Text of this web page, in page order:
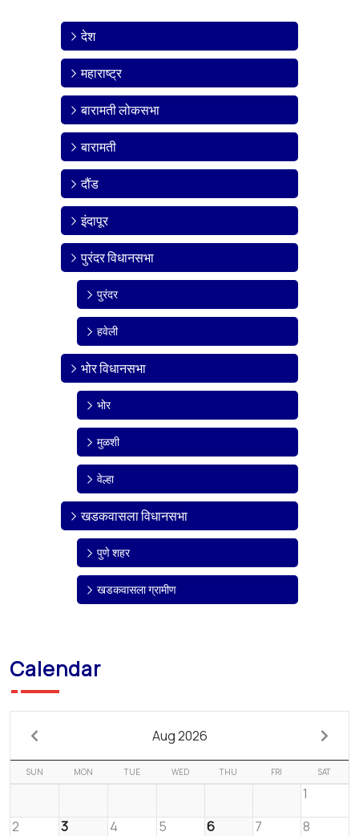
देश
महाराष्ट्र
बारामती लोकसभा
बारामती
दौंड
इंदापूर
पुरंदर विधानसभा
पुरंदर
हवेली
भोर विधानसभा
भोर
मुळशी
वेल्हा
खडकवासला विधानसभा
पुणे शहर
खडकवासला ग्रामीण
Calendar
Aug 2026
SUN MON TUE WED THU FRI SAT
1
2
3 4 5 6 7
8